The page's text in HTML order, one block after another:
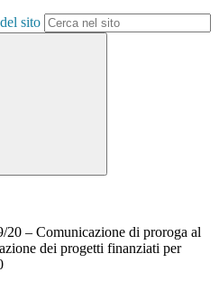
sito
20 – Comunicazione di proroga al
dei progetti finanziati per